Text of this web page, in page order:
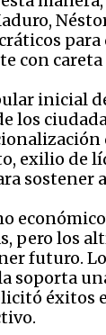
con careta
inicial
los
exilio de
sostener
pero los
futuro.
soporta
éxitos